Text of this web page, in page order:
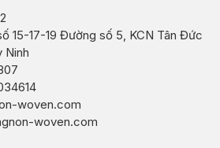
15-17-19 Đường số 5, KCN Tân Đức
Ninh
woven.com
woven.com